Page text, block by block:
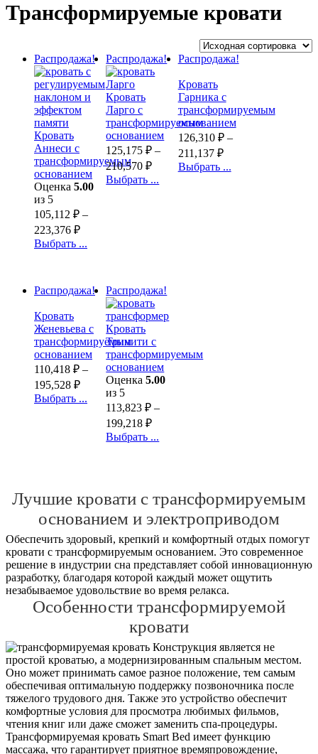
Трансформируемые кровати
Распродажа!
Кровать
Аннеси с
трансформируемым
основанием
Оценка 5.00
из 5
105,112 ₽ –
223,376 ₽
Выбрать ...
Распродажа!
Кровать
Ларго с
трансформируемым
основанием
125,175₽ –
210,570₽
Выбрать ...
Распродажа!
Кровать
Гарника с
трансформируемым
основанием
126,310 ₽–
211,137 ₽
Выбрать ...
Распродажа!
Кровать
Женевьева с
трансформируемым
основанием
110,418 ₽ –
195,528 ₽
Выбрать ...
Распродажа!
Кровать
Тринити с
трансформируемым
основанием
Оценка5.00
из 5
113,823₽ –
199,218₽
Выбрать ...
Лучшие кровати с трансформируемым
основанием и электроприводом
Обеспечить здоровый, крепкий и комфортный отдых помогут
кровати с трансформируемым основанием. Это современное
решение в индустрии сна представляет собой инновационную
разработку, благодаря которой каждый может ощутить
незабываемое удовольствие во время релакса.
Особенности трансформируемой
кровати
Конструкция является не
простой кроватью, а модернизированным спальным местом.
Оно может принимать самое разное положение, тем самым
обеспечивая оптимальную поддержку позвоночника после
тяжелого трудового дня. Также это устройство обеспечит
комфортные условия для просмотра любимых фильмов,
чтения книг или даже сможет заменить спа-процедуры.
Трансформируемая кровать Smart Bed имеет функцию
массажа, что гарантирует приятное времяпровождение,